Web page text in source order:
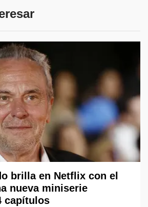
brilla en Netflix con el
nueva miniserie
capítulos